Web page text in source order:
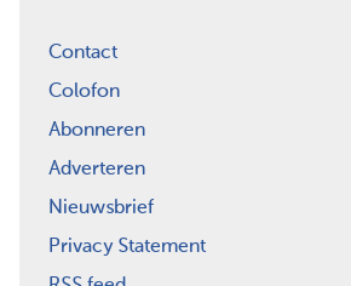
Contact
Colofon
Abonneren
Adverteren
Nieuwsbrief
Privacy Statement